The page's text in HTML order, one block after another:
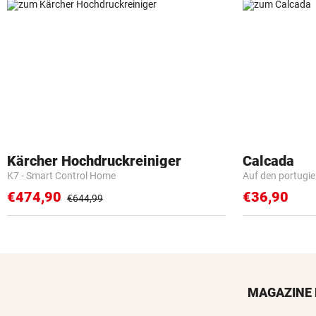
Kärcher Hochdruckreiniger
K7 - Smart Control Home
€474,90 €644,99
Calcada
Auf den
€36,90
MAGAZINE